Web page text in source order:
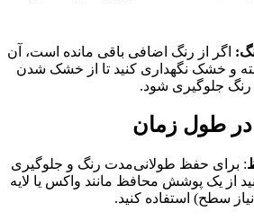
اگر از رنگ اضافی باقی مانده است، آن
و خشک نگهداری کنید تا از خشک شدن
جلوگیری شود.
طول زمان
: برای حفظ طولانی‌مدت رنگ و جلوگیری
از یک پوشش محافظ مانند واکس یا لایه
سطح) استفاده کنید.